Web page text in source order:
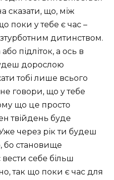
сказати, що, між
поки у тебе є час –
дитинством.
підліток, а ось в
дорослою
тобі лише всього
говори, що у тебе
що це просто
твійдень буде
через рік ти будеш
бо становище
вести себе більш
так що поки є час для